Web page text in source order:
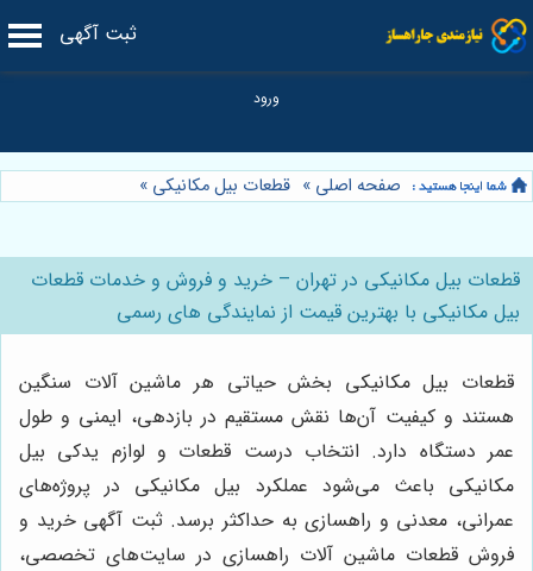
ثبت آگهی
صفحه اصلی » قطعات بیل مکانیکی »
قطعات بیل مکانیکی در تهران – خرید و فروش و خدمات قطعات
بیل مکانیکی با بهترین قیمت از نمایندگی های رسمی
قطعات بیل مکانیکی بخش حیاتی هر ماشین آلات سنگین
هستند و کیفیت آن‌ها نقش مستقیم در بازدهی، ایمنی و طول
عمر دستگاه دارد. انتخاب درست قطعات و لوازم یدکی بیل
مکانیکی باعث می‌شود عملکرد بیل مکانیکی در پروژه‌های
عمرانی، معدنی و راهسازی به حداکثر برسد. ثبت آگهی خرید و
فروش قطعات ماشین آلات راهسازی در سایت‌های تخصصی،